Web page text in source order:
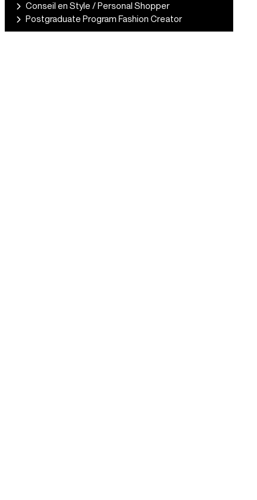
Conseil en Style / Personal Shopper
Postgraduate Program Fashion Creator